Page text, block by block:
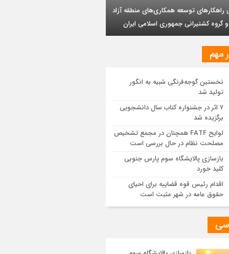
نفت اعضای اوپک پلاس روی کاغذ
اجرای طرح تخصیص یارانه سوخت از
اجرایی پروژه تصفیه پساب شهری؛
تبریز در مسیر تحقق صنعت سبز
مزیت قیمتی CNG؛ سوختی پاک برای کاهش
خانوار و واردات بنزین
بر تداوم حمایت از فاز دوم توسعه میدان
مهم
نخستین گوجه‌فرنگی شبیه به انگور
تولید شد
۷ اثر در جشنواره کتاب سال دانشجویی
برگزیده شد
لوایح FATF همچنان در مجمع تشخیص
مصلحت نظام در حال بررسی است
بازسازی پالایشگاه سوم پارس جنوبی
کلید خورد
اقدام رئیس قوه قضاییه برای احیای
حقوق عامه در شهر مثبت است